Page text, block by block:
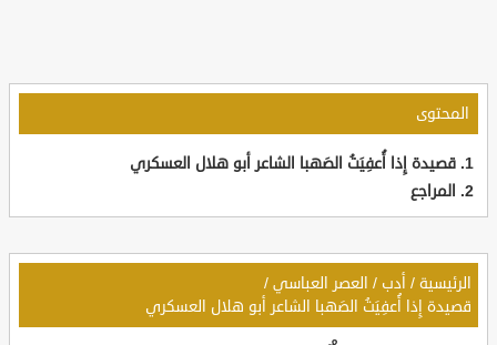
المحتوى
قصيدة إِذا أُعفِيَتُ الصَهبا الشاعر أبو هلال العسكري
المراجع
الرئيسية / أدب / العصر العباسي /
قصيدة إِذا أُعفِيَتُ الصَهبا الشاعر أبو هلال العسكري